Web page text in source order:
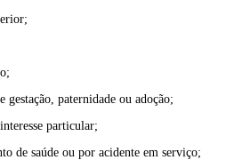
paternidade ou adoção;
particular;
de saúde ou por acidente em serviço;